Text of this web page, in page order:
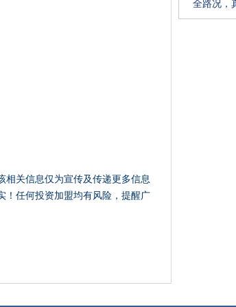
相关信息仅为宣传及传递更多信息
！任何投资加盟均有风险，提醒广
全路况，